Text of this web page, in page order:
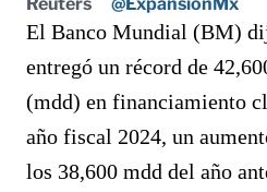
El Banco Mundial (BM)
entregó un récord de
(mdd) en financiamiento
año fiscal 2024, un
los 38,600 mdd del año